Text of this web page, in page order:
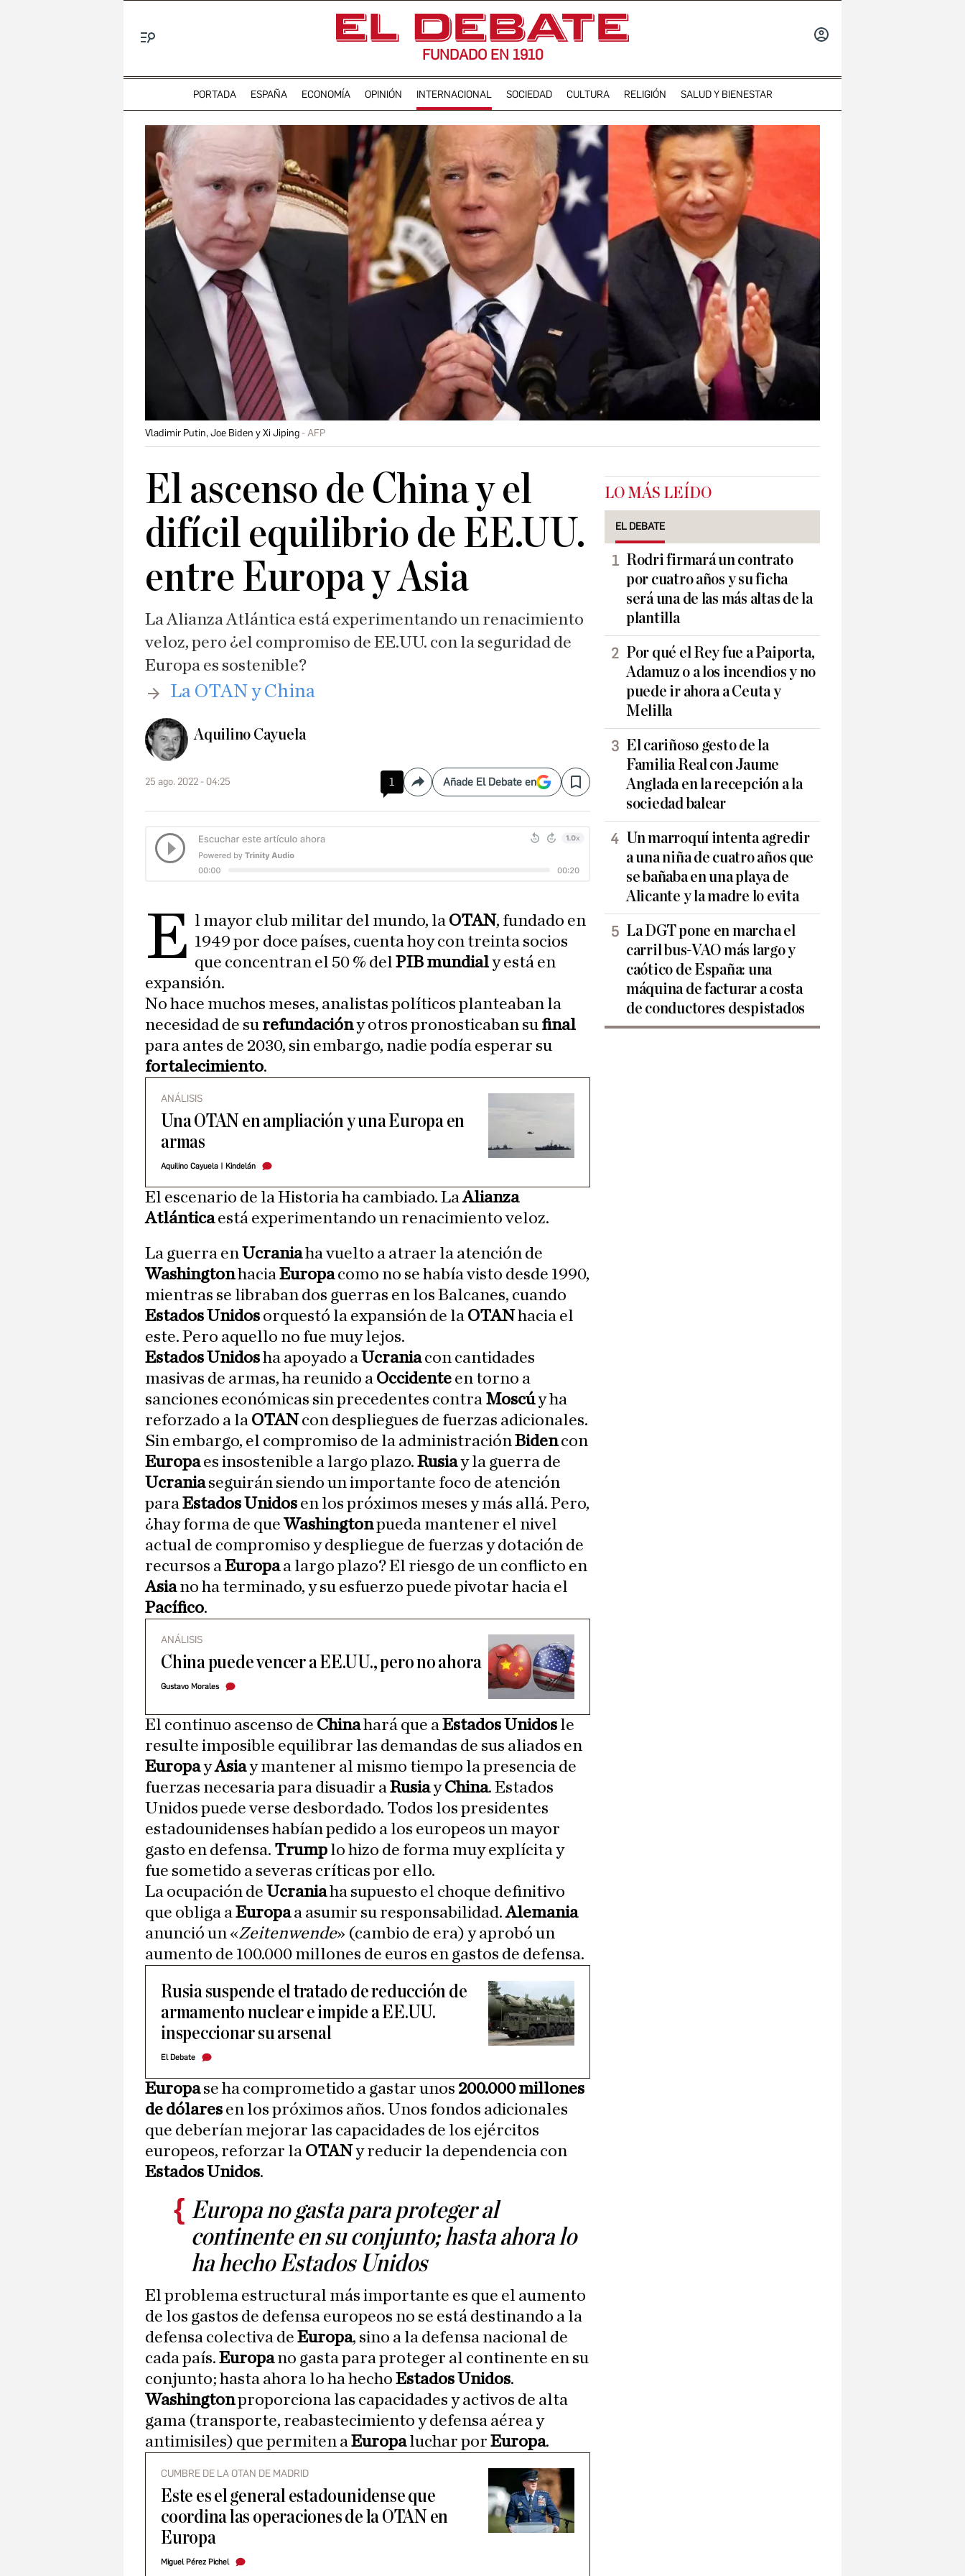
FUNDADO EN 1910
PORTADA ESPAÑA ECONOMÍA OPINIÓN INTERNACIONAL SOCIEDAD CULTURA RELIGIÓN SALUD Y BIENESTAR
Vladimir Putin, Joe Biden y Xi Jiping AFP
El ascenso de China y el
difícil equilibrio de EE.UU.
entre Europa y Asia
La Alianza Atlántica está experimentando un renacimiento
veloz, pero ¿el compromiso de EE.UU. con la seguridad de
Europa es sostenible?
La OTAN y China
Aquilino Cayuela
25 ago. 2022 - 04:25 1 CompartirAñade El Debate en Save
E l mayor club militar del mundo, la OTAN, fundado en
1949 por doce países, cuenta hoy con treinta socios
que concentran el 50 % delPIB mundialy está en
expansión.
No hace muchos meses, analistas políticos planteaban la
necesidad de su refundacióny otros pronosticaban su final
para antes de 2030, sin embargo, nadie podía esperar su
fortalecimiento.
ANÁLISIS
Una OTAN en ampliación y una Europa en
armas
Aquilino Cayuela Kindelán
El escenario de la Historia ha cambiado. LaAlianza
Atlánticaestá experimentando un renacimiento veloz.
La guerra enUcraniaha vuelto a atraer la atención de
WashingtonhaciaEuropacomo no se había visto desde 1990,
mientras se libraban dos guerras en los Balcanes, cuando
Estados Unidos orquestó la expansión de la OTANhacia el
este. Pero aquello no fue muy lejos.
Estados Unidosha apoyado aUcraniacon cantidades
masivas de armas, ha reunido a Occidente en torno a
sanciones económicas sin precedentes contra Moscúy ha
reforzado a la OTANcon despliegues de fuerzas adicionales.
Sin embargo, el compromiso de la administraciónBidencon
Europaes insostenible a largo plazo. Rusiay la guerra de
Ucraniaseguirán siendo un importante foco de atención
paraEstados Unidos en los próximos meses y más allá. Pero,
¿hay forma de que Washingtonpueda mantener el nivel
actual de compromiso y despliegue de fuerzas y dotación de
recursos aEuropaa largo plazo? El riesgo de un conflicto en
Asiano ha terminado, y su esfuerzo puede pivotar hacia el
Pacífico.
ANÁLISIS
China puede vencer a EE.UU., pero no ahora
Gustavo Morales
El continuo ascenso de Chinahará que aEstados Unidos le
resulte imposible equilibrar las demandas de sus aliados en
EuropayAsiay mantener al mismo tiempo la presencia de
fuerzas necesaria para disuadir aRusiayChina. Estados
Unidos puede verse desbordado. Todos los presidentes
estadounidenses habían pedido a los europeos un mayor
gasto en defensa. Trump lo hizo de forma muy explícita y
fue sometido a severas críticas por ello.
La ocupación de Ucraniaha supuesto el choque definitivo
que obliga aEuropaa asumir su responsabilidad.Alemania
anunció un «Zeitenwende» (cambio de era) y aprobó un
aumento de 100.000 millones de euros en gastos de defensa.
Rusia suspende el tratado de reducción de
armamento nuclear e impide a EE.UU.
inspeccionar su arsenal
El Debate
Europase ha comprometido a gastar unos 200.000 millones
de dólares en los próximos años. Unos fondos adicionales
que deberían mejorar las capacidades de los ejércitos
europeos, reforzar la OTANy reducir la dependencia con
Estados Unidos.
Europa no gasta para proteger al
continente en su conjunto; hasta ahora lo
ha hecho Estados Unidos
El problema estructural más importante es que el aumento
de los gastos de defensa europeos no se está destinando a la
defensa colectiva de Europa, sino a la defensa nacional de
cada país. Europano gasta para proteger al continente en su
conjunto; hasta ahora lo ha hecho Estados Unidos.
Washingtonproporciona las capacidades y activos de alta
gama (transporte, reabastecimiento y defensa aérea y
antimisiles) que permiten aEuropaluchar por Europa.
CUMBRE DE LA OTAN DE MADRID
Este es el general estadounidense que
coordina las operaciones de la OTAN en
Europa
Miguel Pérez Pichel
LO MÁS LEÍDO
EL DEBATE
Rodri firmará un contrato
por cuatro años y su ficha
será una de las más altas de la
plantilla
Por qué el Rey fue a Paiporta,
Adamuz o a los incendios y no
puede ir ahora a Ceuta y
Melilla
El cariñoso gesto de la
Familia Real con Jaume
Anglada en la recepción a la
sociedad balear
Un marroquí intenta agredir
a una niña de cuatro años que
se bañaba en una playa de
Alicante y la madre lo evita
La DGT pone en marcha el
carril bus-VAO más largo y
caótico de España: una
máquina de facturar a costa
de conductores despistados